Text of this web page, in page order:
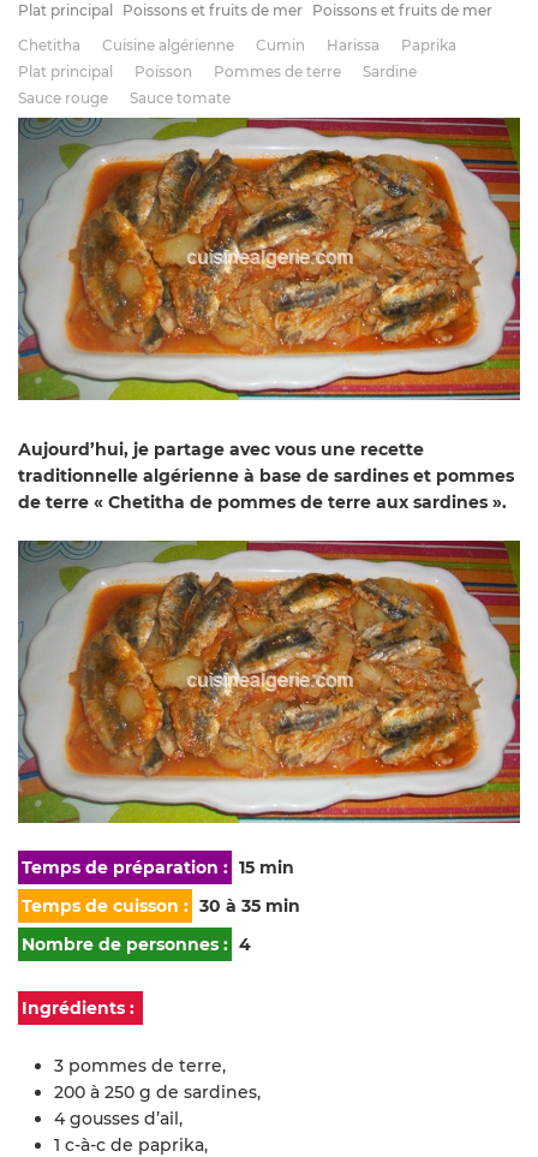
Plat principal
Poissons et fruits de mer Poissons et fruits de mer
Chetitha
Cuisine algérienne Cumin Harissa
Paprika
Plat principal
Poisson Pommes de terre
Sardine
Sauce rouge
Sauce tomate
Aujourd’hui, je partage avec vous une recette
traditionnelle algérienne à base de sardines et pommes
de terre « Chetitha de pommes de terre aux sardines ».
Temps de préparation : 15 min
Temps de cuisson : 30 à 35 min
Nombre de personnes : 4
Ingrédients :
3 pommes de terre,
200 à 250 g de sardines,
4 gousses d’ail,
1 c-à-c de paprika,